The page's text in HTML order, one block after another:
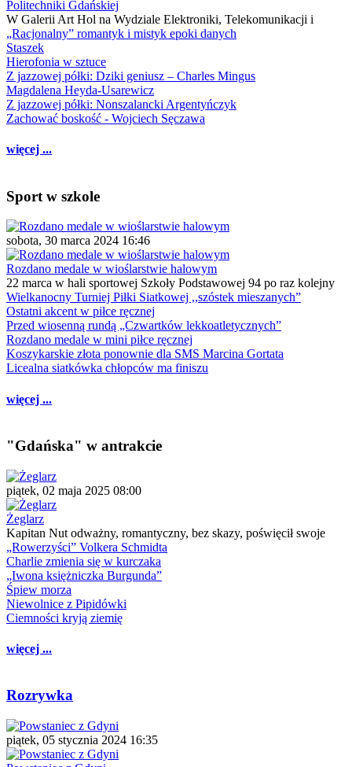
Politechniki Gdańskiej
W Galerii Art Hol na Wydziale Elektroniki, Telekomunikacji i
„Racjonalny” romantyk i mistyk epoki danych
Staszek
Hierofonia w sztuce
Z jazzowej półki: Dziki geniusz – Charles Mingus
Magdalena Heyda-Usarewicz
Z jazzowej półki: Nonszalancki Argentyńczyk
Zachować boskość - Wojciech Sęczawa
więcej ...
Sport w szkole
sobota, 30 marca 2024 16:46
Rozdano medale w wioślarstwie halowym
22 marca w hali sportowej Szkoły Podstawowej 94 po raz kolejny
Wielkanocny Turniej Piłki Siatkowej ,,szóstek mieszanych”
Ostatni akcent w piłce ręcznej
Przed wiosenną rundą „Czwartków lekkoatletycznych”
Rozdano medale w mini piłce ręcznej
Koszykarskie złota ponownie dla SMS Marcina Gortata
Licealna siatkówka chłopców ma finiszu
więcej ...
"Gdańska" w antrakcie
piątek, 02 maja 2025 08:00
Żeglarz
Kapitan Nut odważny, romantyczny, bez skazy, poświęcił swoje
„Rowerzyści” Volkera Schmidta
Charlie zmienia się w kurczaka
„Iwona księżniczka Burgunda”
Śpiew morza
Niewolnice z Pipidówki
Ciemności kryją ziemię
więcej ...
Rozrywka
piątek, 05 stycznia 2024 16:35